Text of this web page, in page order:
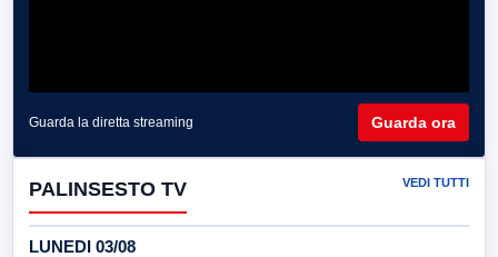
Guarda la diretta streaming Guarda ora
PALINSESTO TV VEDI TUTTI
LUNEDI 03/08